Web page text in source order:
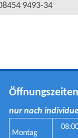
9493-34
nur nach
Montag